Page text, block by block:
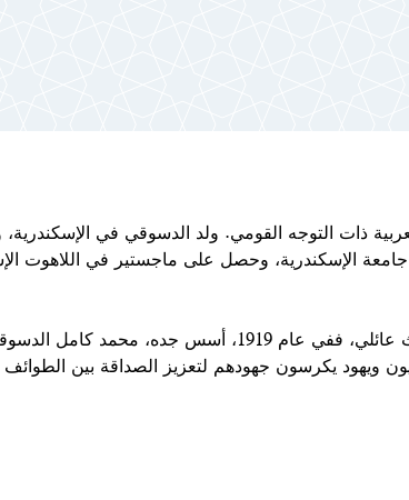
ذات التوجه القومي. ولد الدسوقي في
الإسكندرية، وحصل على ماجستير في اللاهوت
ينبع التزام الدسوقي بالتواصل من اجل السلام من إرث عائلي، ففي عام 1919، أسس
ويهود يكرسون جهودهم لتعزيز الصداقة بين الطوائف